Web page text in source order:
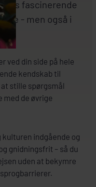
fascinerende
- men også i
ved din side på hele
kendskab til
stille spørgsmål
med de øvrige
kulturen indgående og
gnidningsfrit – så du
uden at bekymre